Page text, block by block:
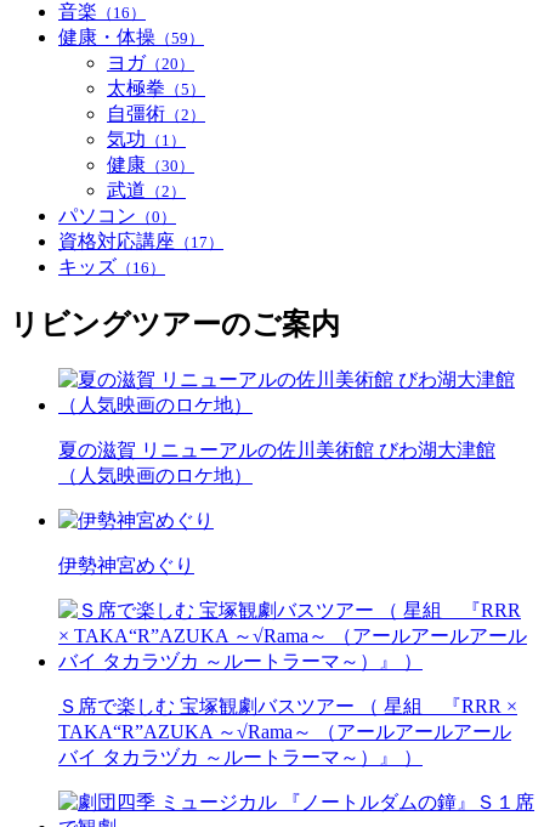
音楽 （16）
健康・体操 （59）
ヨガ （20）
太極拳 （5）
自彊術 （2）
気功 （1）
健康 （30）
武道 （2）
パソコン （0）
資格対応講座 （17）
キッズ （16）
リビングツアーのご案内
夏の滋賀 リニューアルの佐川美術館 びわ湖大津館
（人気映画のロケ地）
伊勢神宮めぐり
Ｓ席で楽しむ 宝塚観劇バスツアー （ 星組 『RRR ×
TAKA“R”AZUKA ～√Rama～ （アールアールアール
バイ タカラヅカ ～ルートラーマ～）』 ）